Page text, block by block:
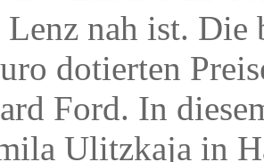
nah ist. Die
dotierten
Ford. In
Ulitzkaja in